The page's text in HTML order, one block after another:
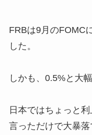
FRBは9月のFOMC
した。
しかも、0.5%と大
日本ではちょっと
言っただけで大暴